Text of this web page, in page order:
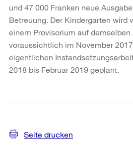
und 47 000 Franken neue
Betreuung. Der Kindergarten wird
einem Provisorium auf demselben
voraussichtlich im November
eigentlichen
2018 bis Februar 2019 geplant.
Seite drucken